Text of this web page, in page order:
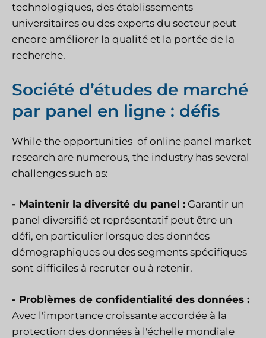
technologiques, des établissements
universitaires ou des experts du secteur peut
encore améliorer la qualité et la portée de la
recherche.
Société d’études de marché
par panel en ligne : défis
While the opportunities of online panel market
research are numerous, the industry has several
challenges such as:
- Maintenir la diversité du panel : Garantir un
panel diversifié et représentatif peut être un
défi, en particulier lorsque des données
démographiques ou des segments spécifiques
sont difficiles à recruter ou à retenir.
- Problèmes de confidentialité des données :
Avec l'importance croissante accordée à la
protection des données à l'échelle mondiale